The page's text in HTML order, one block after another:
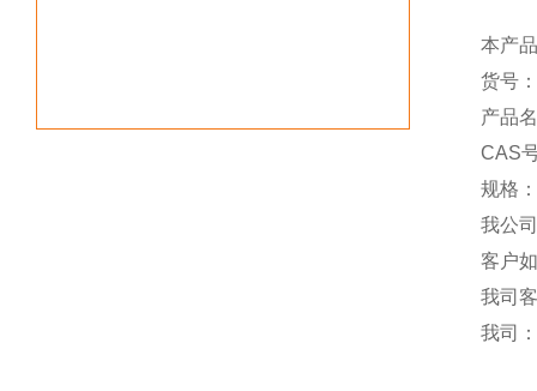
本产
货号
产品
CAS
规格
我公
客户
我司
我司